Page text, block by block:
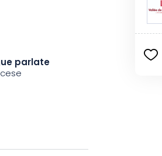
poiché il
anche per
superiore ai 6
parlate